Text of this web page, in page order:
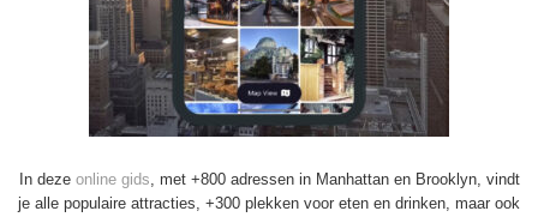
In deze online gids, met +800 adressen in Manhattan en Brooklyn, vindt
je alle populaire attracties, +300 plekken voor eten en drinken, maar ook